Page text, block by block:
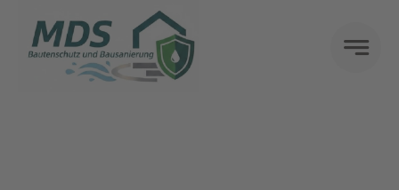
content